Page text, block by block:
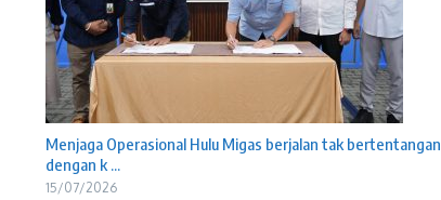
Menjaga Operasional Hulu Migas berjalan tak bertentangan
dengan k ...
15/07/2026